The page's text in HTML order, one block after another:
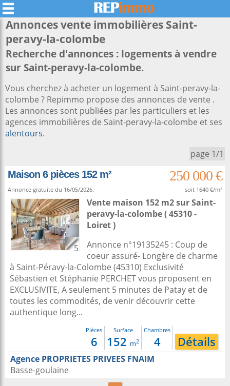
Annonces vente immobilières Saint-
peravy-la-colombe
Recherche d'annonces : logements à vendre
sur Saint-peravy-la-colombe.
Vous cherchez à acheter un logement à Saint-peravy-la-
colombe ? Repimmo propose des annonces de vente .
Les annonces sont publiées par les particuliers et les
agences immobilières de Saint-peravy-la-colombe et ses
alentours.
page 1/1
Maison 6 pièces 152 m²
250 000 €
Annonce gratuite du 16/05/2026. soit 1640 €/m²
5
Vente maison 152 m2surSaint-
peravy-la-colombe( 45310 -
Loiret )
Annonce n°19135245 : Coup de
coeur assuré- Longère de charme
à Saint-Péravy-la-Colombe (45310) Exclusivité
Sébastien et Stéphanie PERCHET vous proposent en
EXCLUSIVITE, A seulement 5 minutes de Patay et de
toutes les commodités, de venir découvrir cette
authentique long...
Pièces
6
Surface
152 m2
Chambres
4 Détails
Agence PROPRIETES PRIVEES FNAIM
Basse-goulaine